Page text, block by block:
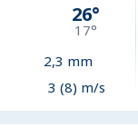
26°
17°
2,3 mm
3 (8) m/s